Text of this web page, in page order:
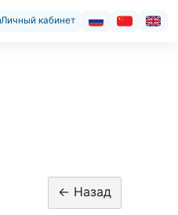
Личный кабинет